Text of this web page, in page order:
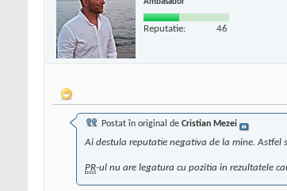
Ambasador
Reputatie: 46
Postat în original de Cristian Mezei
Ai destula reputatie negativa de la mine. Astfel
PR-ul nu are legatura cu pozitia in rezultatele